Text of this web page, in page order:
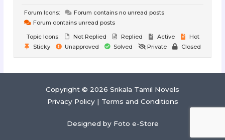
Forum Icons:
Forum contains no unread posts
Forum contains unread posts
Topic Icons:
Not Replied Replied Active
Hot
Sticky
Unapproved Solved Private Closed
Copyright © 2026 Srikala Tamil Novels
Privacy Policy| Terms and Conditions
Designed by Foto e-Store